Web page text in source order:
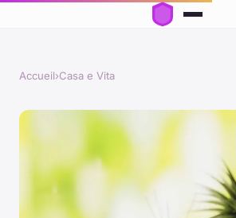
Accueil›Casa e Vita